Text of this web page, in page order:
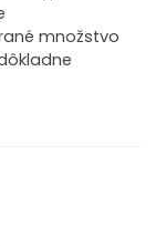
množstvo